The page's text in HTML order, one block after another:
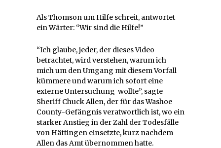
Als Thomson um Hilfe schreit, antwortet
ein Wärter: “Wir sind die Hilfe!”
“Ich glaube, jeder, der dieses Video
betrachtet, wird verstehen, warum ich
mich um den Umgang mit diesem Vorfall
kümmere und warum ich sofort eine
externe Untersuchung wollte”, sagte
Sheriff Chuck Allen, der für das Washoe
County-Gefängnis veratwortlich ist, wo ein
starker Anstieg in der Zahl der Todesfälle
von Häftingen einsetzte, kurz nachdem
Allen das Amt übernommen hatte.